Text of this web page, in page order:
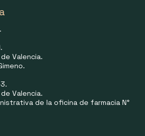
Valencia.
Valencia.
de la oficina de farmacia N°